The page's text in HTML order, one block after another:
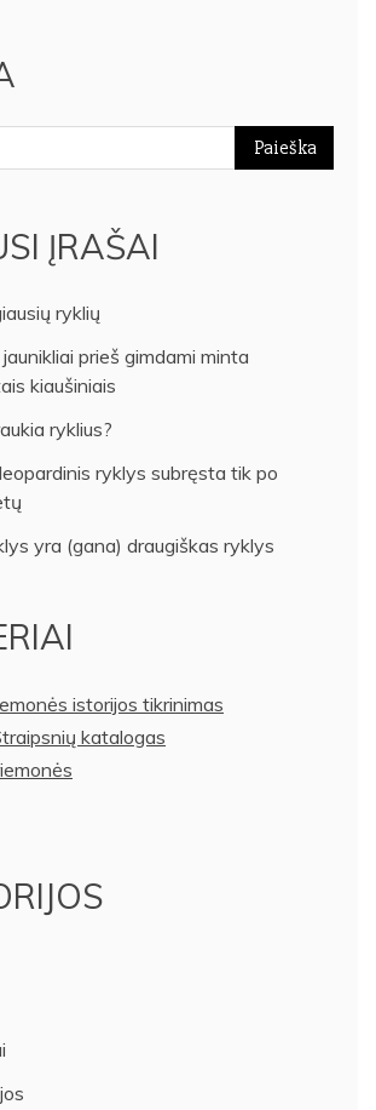
ĮRAŠAI
ryklių
prieš gimdami minta
kiaušiniais
ryklius?
ryklys subręsta tik po
yra (gana) draugiškas ryklys
istorijos tikrinimas
katalogas